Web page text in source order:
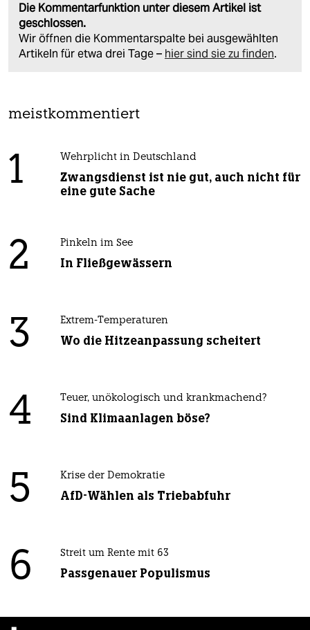
Die Kommentarfunktion unter diesem Artikel ist
geschlossen.
Wir öffnen die Kommentarspalte bei ausgewählten
Artikeln für etwa drei Tage – hier sind sie zu finden.
meistkommentiert
1 Wehrplicht in Deutschland
Zwangsdienst ist nie gut, auch nicht für
eine gute Sache
2 Pinkeln im See
In Fließgewässern
3 Extrem-Temperaturen
Wo die Hitzeanpassung scheitert
4 Teuer, unökologisch und krankmachend?
Sind Klimaanlagen böse?
5 Krise der Demokratie
AfD-Wählen als Triebabfuhr
6 Streit um Rente mit 63
Passgenauer Populismus